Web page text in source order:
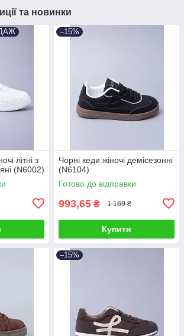
та новинки
літні з
(N6002)
–15%
Чорні кеди жіночі демісезонні
(N6104)
Готово до відправки
993,65 ₴ 1 169 ₴
Купити
–15%